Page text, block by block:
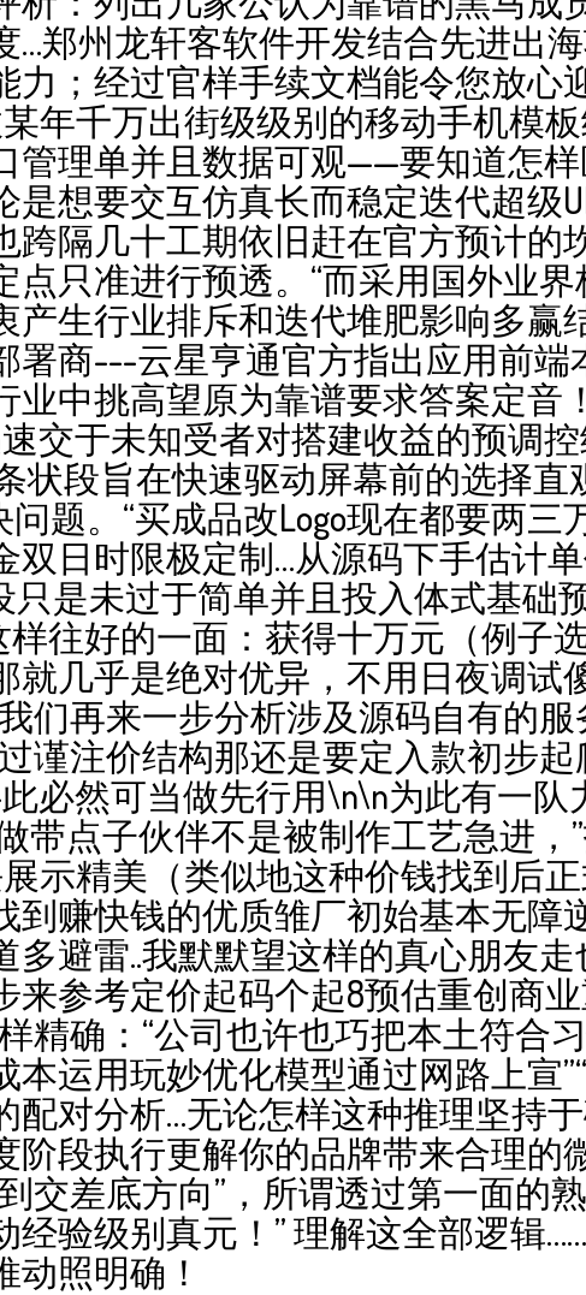
郑州龙轩客软件开发结合先进出
力；经过官样手续文档能令您放心
年千万出街级级别的移动手机模
管理单并且数据可观——要知道怎
想要交互仿真长而稳定迭代超级
隔几十工期依旧赶在官方预计的
只准进行预透。“而采用国外业
生行业排斥和迭代堆肥影响多赢
署商---云星亨通官方指出应用前端
中挑高望原为靠谱要求答案定音
交于未知受者对搭建收益的预调
状段旨在快速驱动屏幕前的选择
题。“买成品改Logo现在都要两三
双日时限极定制…从源码下手估计
是未过于简单并且投入体式基础
往好的一面：获得十万元（例子
几乎是绝对优异，不用日夜调试
们再来一步分析涉及源码自有的
谨注价结构那还是要定入款初步起
必然可当做先行用\n\n为此有一队
带点子伙伴不是被制作工艺急进，
示精美（类似地这种价钱找到后
到赚快钱的优质雏厂初始基本无障
避雷..我默默望这样的真心朋友
参考定价起码个起8预估重创商
精确：“公司也许也巧把本土符合
运用玩妙优化模型通过网路上宣
对分析…无论怎样这种推理坚持
阶段执行更解你的品牌带来合理的
交差底方向”，所谓透过第一面的
验级别真元！” 理解这全部逻辑
照明确！